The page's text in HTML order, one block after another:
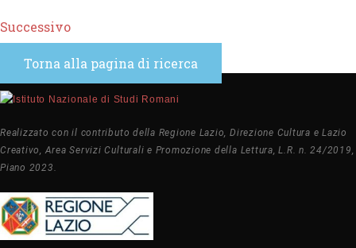
Successivo
Torna alla pagina di ricerca
Realizzato con il contributo della Regione Lazio, Direzione Cultura e Lazio
Creativo, Area Servizi Culturali e Promozione della Lettura, L.R. n. 24/2019,
Piano 2023.